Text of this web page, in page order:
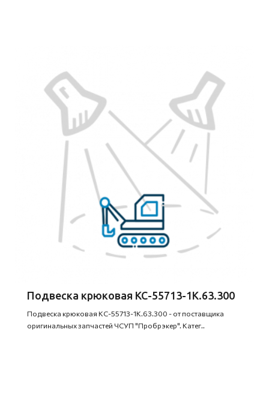
Подвеска крюковая КС-55713-1К.63.300
Подвеска крюковая КС-55713-1К.63.300 - от поставщика
оригинальных запчастей ЧСУП "Пробрэкер". Катег..